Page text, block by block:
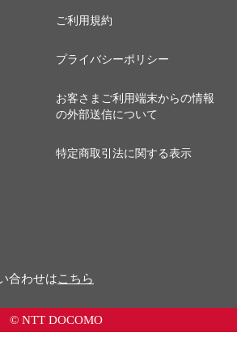
ご利用規約
プライバシーポリシー
お客さまご利用端末からの情報
の外部送信について
特定商取引法に関する表示
合わせはこちら
© NTT DOCOMO